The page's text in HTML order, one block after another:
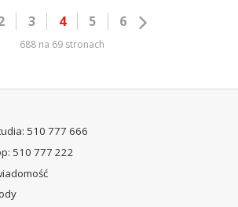
3 4 5 6
688 na 69 stronach
510 777 666
510 777 222